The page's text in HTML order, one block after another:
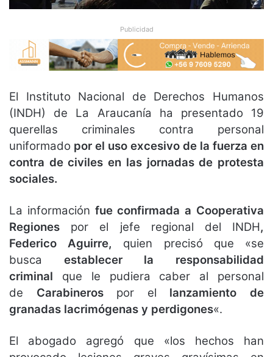
Publicidad
El Instituto Nacional de Derechos Humanos
(INDH) de La Araucanía ha presentado 19
querellas criminales contra personal
uniformado por el uso excesivo de la fuerza en
contra de civiles en las jornadas de protesta
sociales.
La información fue confirmada a Cooperativa
Regiones por el jefe regional del INDH,
Federico Aguirre, quien precisó que «se
busca establecer la responsabilidad
criminal que le pudiera caber al personal
de Carabinerospor el lanzamiento de
granadas lacrimógenas y perdigones«.
El abogado agregó que «los hechos han